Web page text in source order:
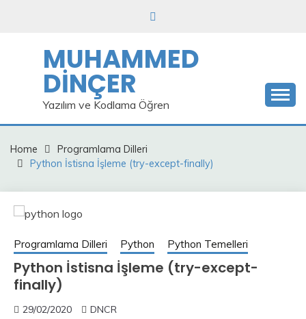
MUHAMMED
DİNÇER
Yazılım ve Kodlama Öğren
Home
Programlama Dilleri
Python İstisna İşleme (try-except-finally)
Programlama Dilleri Python Python Temelleri
Python İstisna İşleme (try-except-
finally)
29/02/2020 DNCR